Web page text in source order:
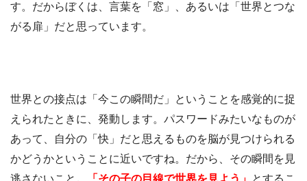
す。だからぼくは、言葉を「窓」、あるいは「世界とつな
がる扉」だと思っています。
世界との接点は「今この瞬間だ」ということを感覚的に捉
えられたときに、発動します。パスワードみたいなものが
あって、自分の「快」だと思えるものを脳が見つけられる
かどうかということに近いですね。だから、その瞬間を見